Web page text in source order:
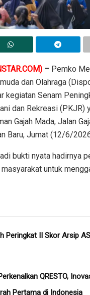
– Pemko
dan Olahraga
kegiatan Senam
dan Rekreasi (PKJR)
Gajah Mada, Jalan
Baru, Jumat (12/6/
bukti nyata hadirnya
untuk
Peringkat II Skor Arsip
QRESTO,
Pertama di Indonesia